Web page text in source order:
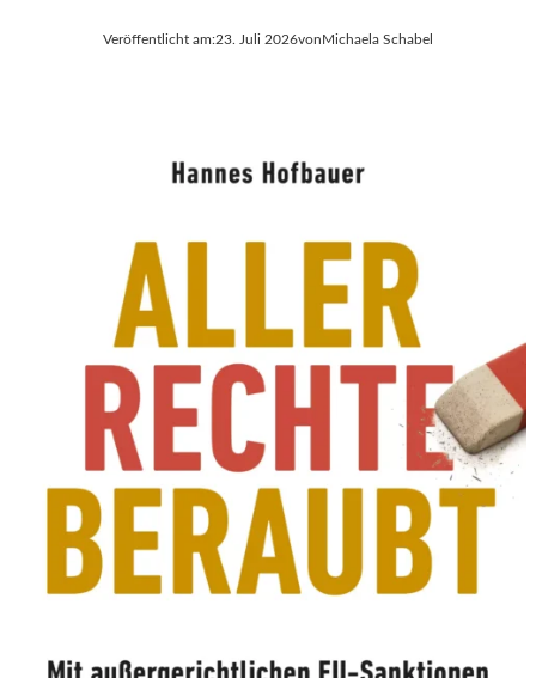
Veröffentlicht am:23. Juli 2026vonMichaela Schabel